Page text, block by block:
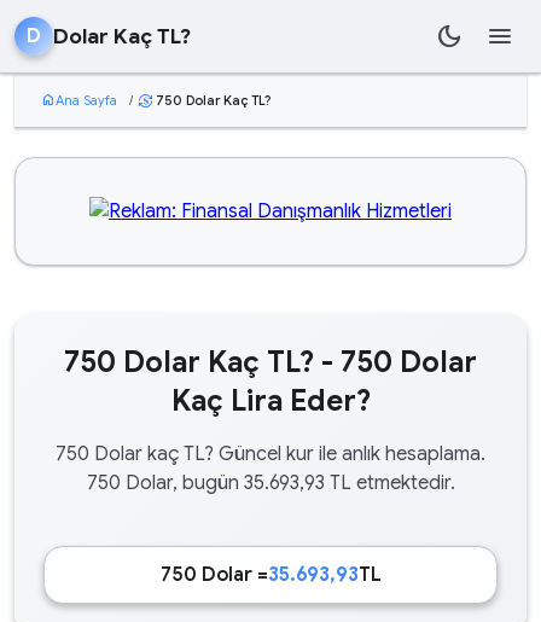
D Dolar Kaç TL? dark_mode menu
homeAna Sayfa / currency_exchange 750 Dolar Kaç TL?
750 Dolar Kaç TL? - 750 Dolar
Kaç Lira Eder?
750 Dolar kaç TL? Güncel kur ile anlık hesaplama.
750 Dolar, bugün 35.693,93 TL etmektedir.
750 Dolar =35.693,93TL